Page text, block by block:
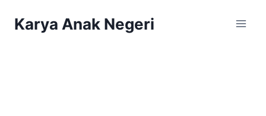
Karya Anak Negeri